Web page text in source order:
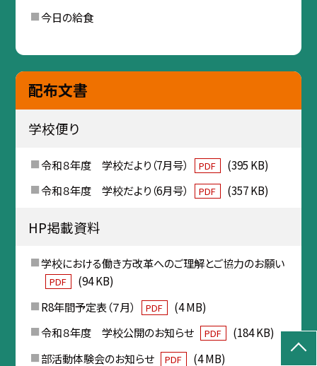
今日の給食
配布文書
学校便り
令和８年度 学校だより（7月号） PDF
(395 KB)
令和８年度 学校だより（6月号）
PDF (357 KB)
HP掲載資料
学校における働き方改革へのご理解とご協力のお願い
PDF
(94 KB)
R8年間予定表（７月）
PDF
(4 MB)
令和８年度 学校公開のお知らせ
PDF
(184 KB)
部活動体験会のお知らせ
PDF (4 MB)